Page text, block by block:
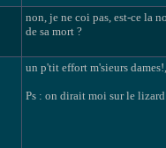
non, je ne coi pas, est-ce la
de sa mort ?
un p'tit effort m'sieurs
Ps : on dirait moi sur le